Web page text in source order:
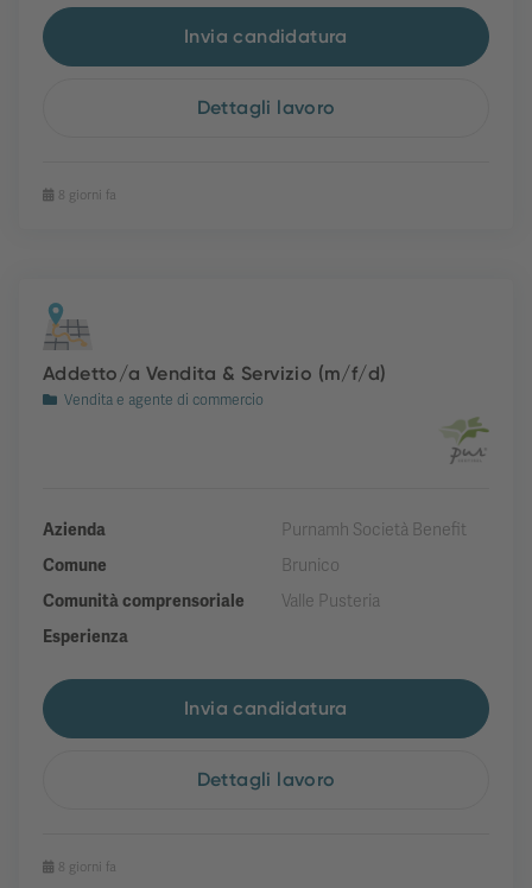
Invia candidatura
Dettagli lavoro
8 giorni fa
Addetto/a Vendita & Servizio (m/f/d)
Vendita e agente di commercio
Azienda
Purnamh Società Benefit
Comune
Brunico
Comunità comprensoriale
Valle Pusteria
Esperienza
Invia candidatura
Dettagli lavoro
8 giorni fa